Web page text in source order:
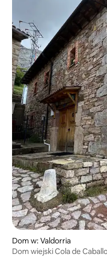
Dom w: Valdorria
Dom wiejski Cola de